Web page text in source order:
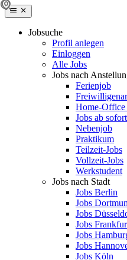
Jobsuche
Profil anlegen
Einloggen
Alle Jobs
Jobs nach
Ferienjob
Home-Office
Jobs ab sofort
Nebenjob
Praktikum
Teilzeit-Jobs
Vollzeit-Jobs
Werkstudent
Jobs nach Stadt
Jobs Berlin
Jobs
Jobs
Jobs
Jobs
Jobs
Jobs Köln